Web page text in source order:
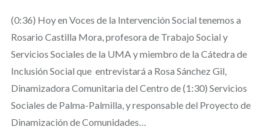
(0:36) Hoy en Voces de la Intervención Social tenemos a
Rosario Castilla Mora, profesora de Trabajo Social y
Servicios Sociales de la UMA y miembro de la Cátedra de
Inclusión Social que entrevistará a Rosa Sánchez Gil,
Dinamizadora Comunitaria del Centro de (1:30) Servicios
Sociales de Palma-Palmilla, y responsable del Proyecto de
Dinamización de Comunidades…